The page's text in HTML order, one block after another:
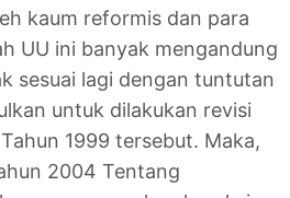
kaum reformis dan para
UU ini banyak mengandung
sesuai lagi dengan tuntutan
untuk dilakukan revisi
1999 tersebut. Maka,
2004 Tentang